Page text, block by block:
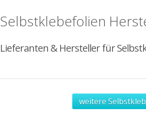
Selbstklebefolien
Lieferanten & Hersteller für
weitere